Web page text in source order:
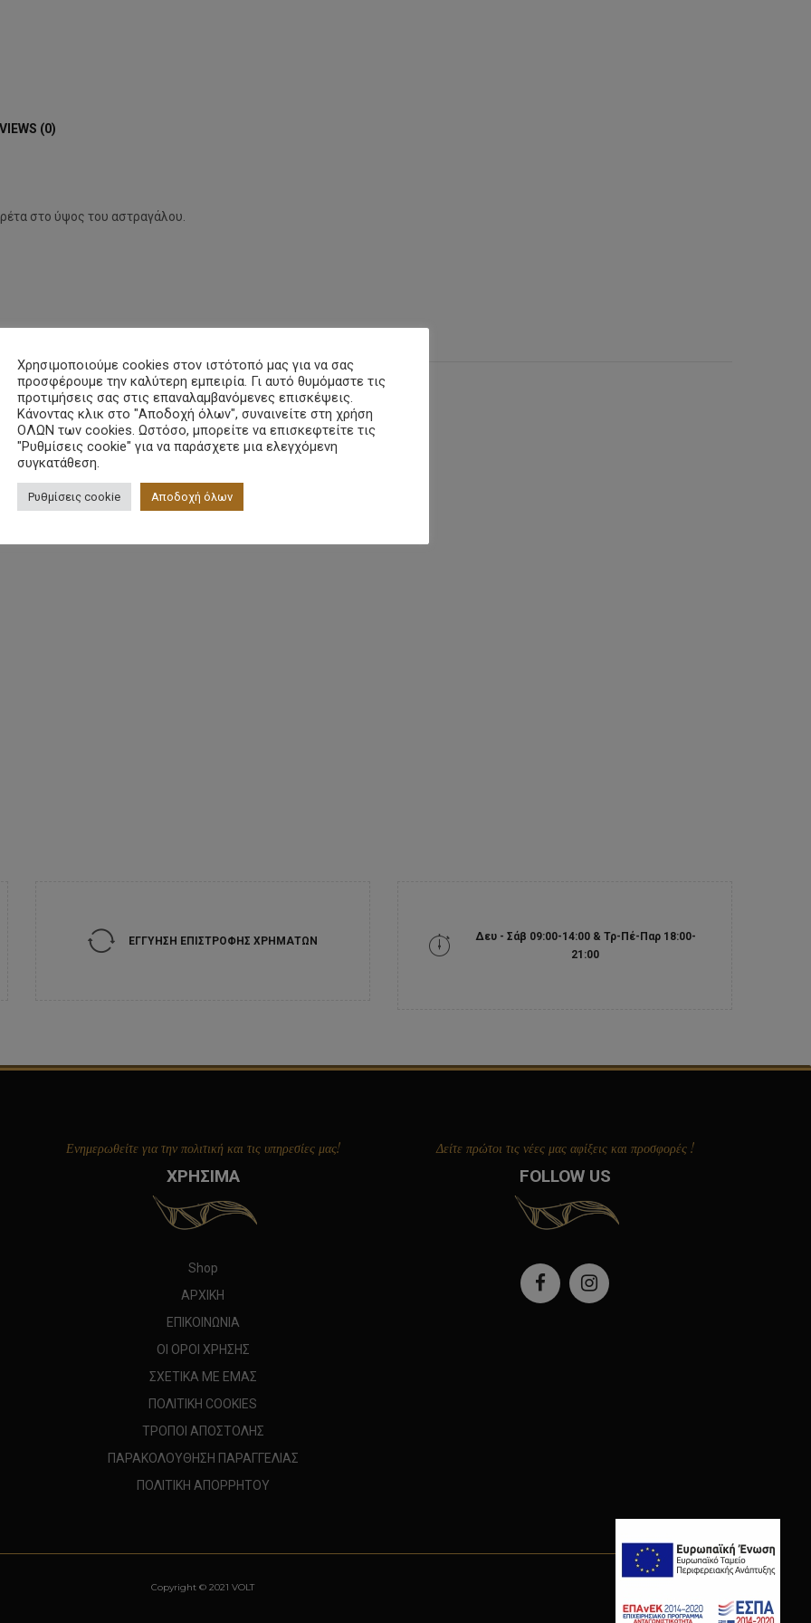
(0)
στο ύψος του αστραγάλου.
ΑΛΛΟΙ ΧΡΗΣΤΕΣ ΕΙΔΑΝ ΕΠΙΣΗΣ
ΕΓΓΥΗΣΗ ΕΠΙΣΤΡΟΦΗΣ ΧΡΗΜΑΤΩΝ
Δευ - Σάβ 09:00-14:00 & Τρ-Πέ-Παρ 18:00-
21:00
Ενημερωθείτε για την πολιτική και τις υπηρεσίες μας!
ΧΡΗΣΙΜΑ
Shop
ΑΡΧΙΚΗ
ΕΠΙΚΟΙΝΩΝΙΑ
ΟΙ ΟΡΟΙ ΧΡΗΣΗΣ
ΣΧΕΤΙΚΑ ΜΕ ΕΜΑΣ
ΠΟΛΙΤΙΚΗ COOKIES
ΤΡΟΠΟΙ ΑΠΟΣΤΟΛΗΣ
ΠΑΡΑΚΟΛΟΥΘΗΣΗ ΠΑΡΑΓΓΕΛΙΑΣ
ΠΟΛΙΤΙΚΗ ΑΠΟΡΡΗΤΟΥ
Δείτε πρώτοι τις νέες μας αφίξεις και προσφορές !
FOLLOW US
Copyright © 2021 VOLT
Χρησιμοποιούμε cookies στον ιστότοπό μας για να σας
προσφέρουμε την καλύτερη εμπειρία. Γι αυτό θυμόμαστε τις
προτιμήσεις σας στις επαναλαμβανόμενες επισκέψεις.
Κάνοντας κλικ στο "Αποδοχή όλων", συναινείτε στη χρήση
ΟΛΩΝ των cookies. Ωστόσο, μπορείτε να επισκεφτείτε τις
"Ρυθμίσεις cookie" για να παράσχετε μια ελεγχόμενη
συγκατάθεση.
Ρυθμίσεις cookie Αποδοχή όλων